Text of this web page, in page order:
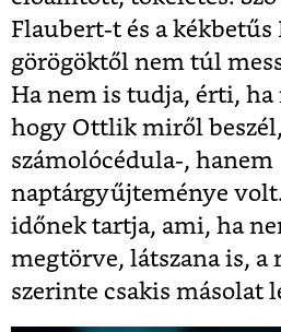
Flaubert-t és a kékbetűs
görögöktől nem túl
Ha nem is tudja, érti,
hogy Ottlik miről
számolócédula-, hanem
naptárgyűjteménye
időnek tartja, ami, ha
megtörve, látszana is, a
szerinte csakis másolat